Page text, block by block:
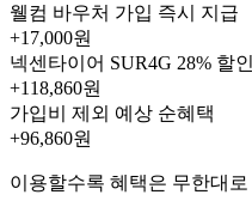
웰컴 바우처 가입 즉시 지급
+17,000원
넥센타이어 SUR4G 28% 할인
+118,860원
가입비 제외 예상 순혜택
+96,860원
이용할수록 혜택은 무한대